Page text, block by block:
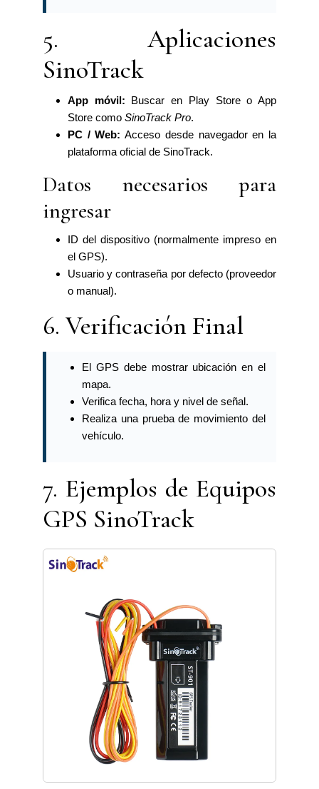
5. Aplicaciones
SinoTrack
App móvil: Buscar en Play Store o App
Store como SinoTrack Pro.
PC / Web: Acceso desde navegador en la
plataforma oficial de SinoTrack.
Datos necesarios para
ingresar
ID del dispositivo (normalmente impreso en
el GPS).
Usuario y contraseña por defecto (proveedor
o manual).
6. Verificación Final
El GPS debe mostrar ubicación en el
mapa.
Verifica fecha, hora y nivel de señal.
Realiza una prueba de movimiento del
vehículo.
7. Ejemplos de Equipos
GPS SinoTrack